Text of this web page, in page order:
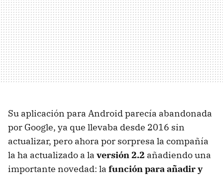
Su aplicación para Android parecía abandonada
por Google, ya que llevaba desde 2016 sin
actualizar, pero ahora por sorpresa la compañía
la ha actualizado a la versión 2.2 añadiendo una
importante novedad: la función para añadir y